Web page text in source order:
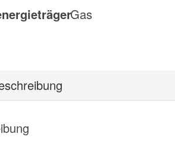
Gas